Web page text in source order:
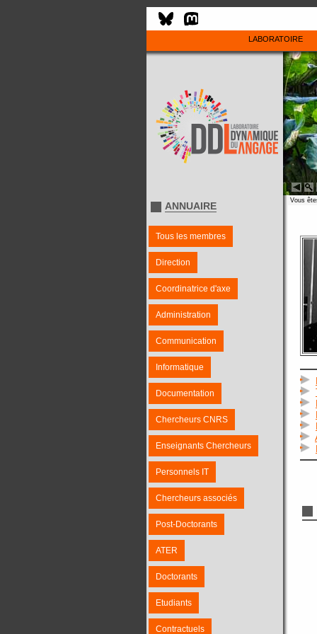
LABORATOIRE
ANNUAIRE
Tous les membres
Direction
Coordinatrice d'axe
Administration
Communication
Informatique
Documentation
Chercheurs CNRS
Enseignants Chercheurs
Personnels IT
Chercheurs associés
Post-Doctorants
ATER
Doctorants
Etudiants
Contractuels
Vous